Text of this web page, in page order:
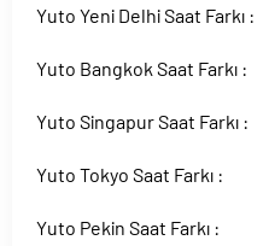
Yuto Yeni Delhi Saat Farkı :
Yuto Bangkok Saat Farkı :
Yuto Singapur Saat Farkı :
Yuto Tokyo Saat Farkı :
Yuto Pekin Saat Farkı :